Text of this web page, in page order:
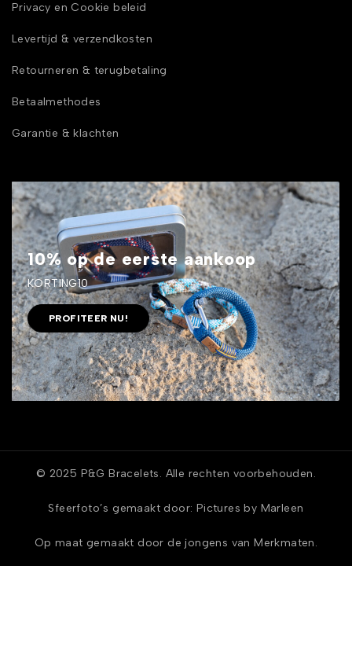
Privacy en Cookie beleid
Levertijd & verzendkosten
Retourneren & terugbetaling
Betaalmethodes
Garantie & klachten
10% op de eerste aankoop
KORTING10
PROFITEER NU!
© 2025 P&G Bracelets. Alle rechten voorbehouden.
Sfeerfoto’s gemaakt door: Pictures by Marleen
Op maat gemaakt door de jongens van Merkmaten.